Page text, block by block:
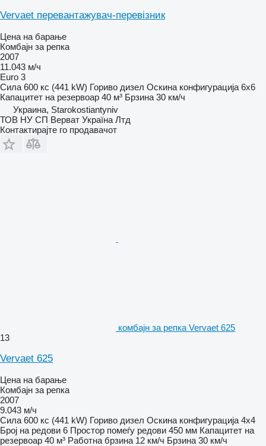
Vervaet перевантажувач-перевізник
Цена на барање
Комбајн за репка
2007
11.043 м/ч
Euro 3
Сила 600 кс (441 kW) Гориво дизел Оскина конфигурација 6x6
Капацитет на резервоар 40 м³ Брзина 30 км/ч
Украина, Starokostiantyniv
ТОВ НУ СП Верват Україна Лтд
Контактирајте го продавачот
комбајн за репка Vervaet 625
13
Vervaet 625
Цена на барање
Комбајн за репка
2007
9.043 м/ч
Сила 600 кс (441 kW) Гориво дизел Оскина конфигурација 4x4
Број на редови 6 Простор помеѓу редови 450 мм Капацитет на
резервоар 40 м³ Работна брзина 12 км/ч Брзина 30 км/ч